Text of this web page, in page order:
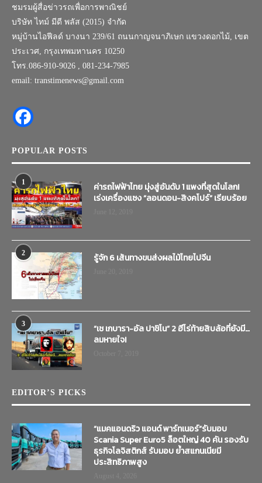
ชมรมผู้สื่อข่าวรถเพื่อการพาณิชย์
บริษัท ไทม์ มีดี พลัส (2015) จำกัด
หมู่บ้านไอฟีลด์ บางนา 239/61 ถนนกาญจนาภิเษก แขวงดอกไม้, เขต
ประเวศ, กรุงเทพมหานคร 10250
โทร.086-910-9026 , 081-234-7985
email: transtimenews@gmail.com
POPULAR POSTS
1
ค่ารถไฟฟ้าไทย มุ่งสู่อันดับ 1 แพงที่สุดในโลก!
เร่งเครื่องแซง “ลอนดอน-สิงคโปร์” เรียบร้อย
2 รู้จัก 6 เส้นทางขนส่งผลไม้ไทยไปจีน
3
“เช เกบารา-อัล ปาชิโน” 2 ฮีโร่ท้ายสิบล้อที่ยังมี…
ลมหายใจ!
EDITOR’S PICKS
“แมคแอนดริว แอนด์ พาร์ทเนอร์”รับมอบ
Scania Super Euro5 ล็อตใหญ่ 40 คัน รองรับ
ธุรกิจโลจิสติกส์ รับมอบ ย้ำสแกนเนียมี
ประสิทธิภาพสูง